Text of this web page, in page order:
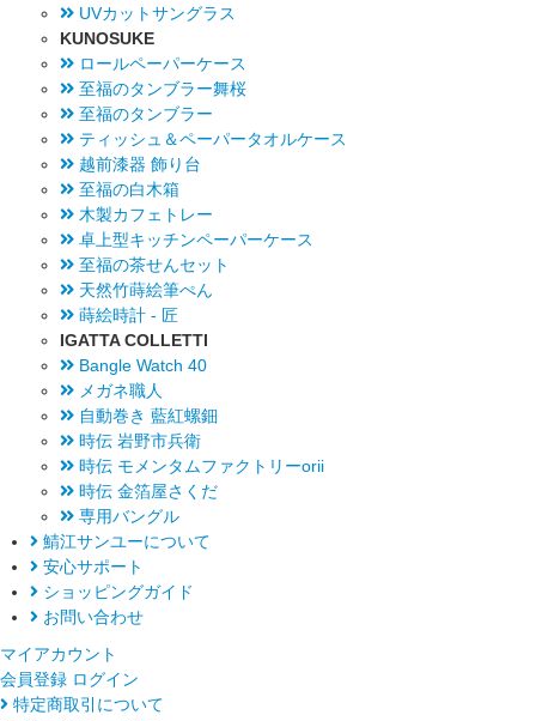
UVカットサングラス
KUNOSUKE
ロールペーパーケース
至福のタンブラー舞桜
至福のタンブラー
ティッシュ＆ペーパータオルケース
越前漆器 飾り台
至福の白木箱
木製カフェトレー
卓上型キッチンペーパーケース
至福の茶せんセット
天然竹蒔絵筆ぺん
蒔絵時計 - 匠
IGATTA COLLETTI
Bangle Watch 40
メガネ職人
自動巻き 藍紅螺鈿
時伝 岩野市兵衛
時伝 モメンタムファクトリーorii
時伝 金箔屋さくだ
専用バングル
鯖江サンユーについて
安心サポート
ショッピングガイド
お問い合わせ
マイアカウント
会員登録 ログイン
特定商取引について